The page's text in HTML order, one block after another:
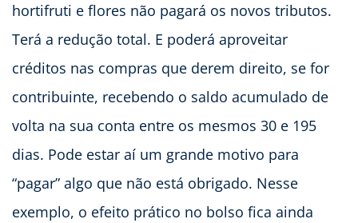
hortifruti e flores não pagará os novos tributos.
Terá a redução total. E poderá aproveitar
créditos nas compras que derem direito, se for
contribuinte, recebendo o saldo acumulado de
volta na sua conta entre os mesmos 30 e 195
dias. Pode estar aí um grande motivo para
“pagar” algo que não está obrigado. Nesse
exemplo, o efeito prático no bolso fica ainda